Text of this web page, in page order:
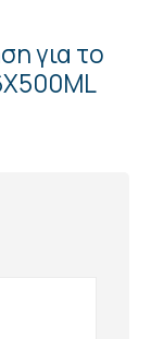
για το